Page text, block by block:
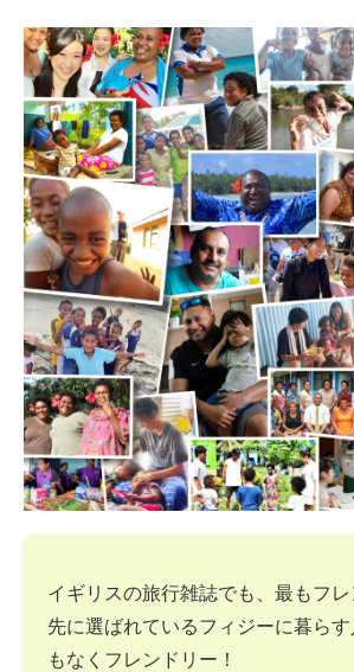
イギリスの旅行雑誌でも、最もフ
先に選ばれているフィジーに暮ら
もなくフレンドリー！